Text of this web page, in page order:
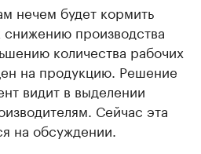
нечем будет кормить
снижению производства
количества рабочих
на продукцию. Решение
видит в выделении
Сейчас эта
на обсуждении.